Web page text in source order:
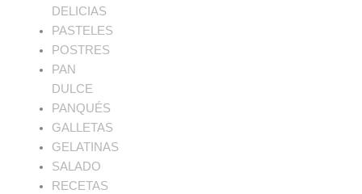
DELICIAS
PASTELES
POSTRES
PAN
DULCE
PANQUÉS
GALLETAS
GELATINAS
SALADO
RECETAS